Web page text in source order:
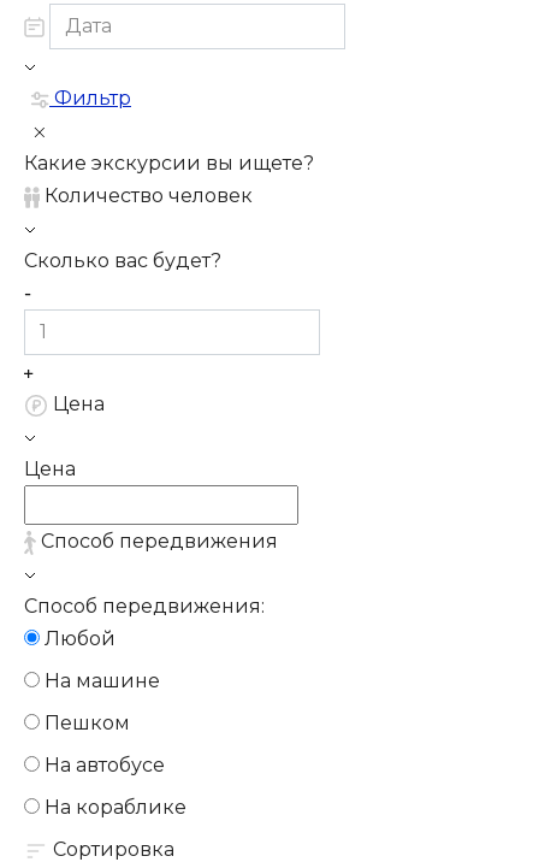
Фильтр
Какие экскурсии вы ищете?
Количество человек
Сколько вас будет?
Цена
Цена
Способ передвижения
Способ передвижения:
Любой
На машине
Пешком
На автобусе
На кораблике
Сортировка